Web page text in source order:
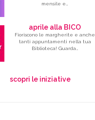
mensile e…
aprile alla BICO
Fioriscono le margherite e anche
tanti appuntamenti nella tua
Biblioteca! Guarda…
scopri le iniziative